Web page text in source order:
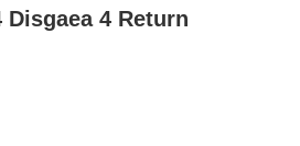
Disgaea 4 Return